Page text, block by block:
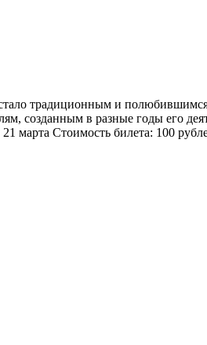
традиционным и
созданным в разные годы его
марта Стоимость билета: 100